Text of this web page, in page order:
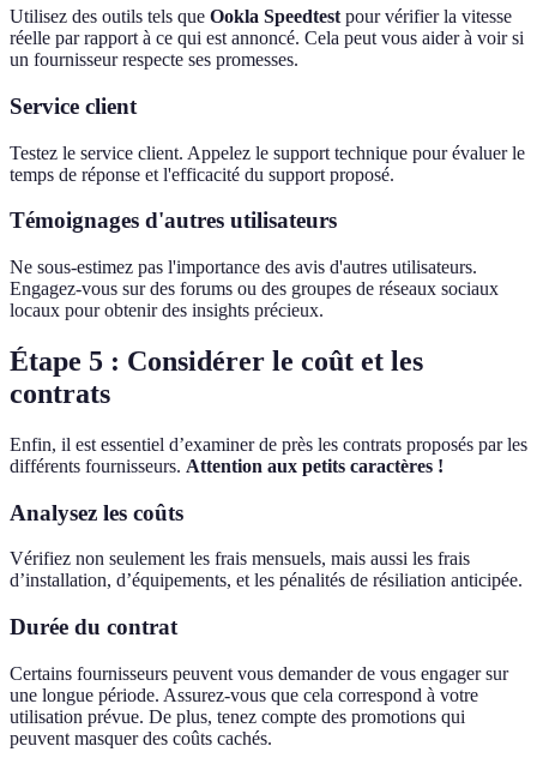
Utilisez des outils tels que Ookla Speedtest pour vérifier la vitesse
réelle par rapport à ce qui est annoncé. Cela peut vous aider à voir si
un fournisseur respecte ses promesses.
Service client
Testez le service client. Appelez le support technique pour évaluer le
temps de réponse et l'efficacité du support proposé.
Témoignages d'autres utilisateurs
Ne sous-estimez pas l'importance des avis d'autres utilisateurs.
Engagez-vous sur des forums ou des groupes de réseaux sociaux
locaux pour obtenir des insights précieux.
Étape 5 : Considérer le coût et les
contrats
Enfin, il est essentiel d’examiner de près les contrats proposés par les
différents fournisseurs. Attention aux petits caractères !
Analysez les coûts
Vérifiez non seulement les frais mensuels, mais aussi les frais
d’installation, d’équipements, et les pénalités de résiliation anticipée.
Durée du contrat
Certains fournisseurs peuvent vous demander de vous engager sur
une longue période. Assurez-vous que cela correspond à votre
utilisation prévue. De plus, tenez compte des promotions qui
peuvent masquer des coûts cachés.